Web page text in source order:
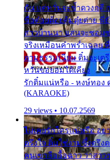
กัน แต่หวั่นจะช้ำดวงฤดี
ชื่อต๋อยต้อยตุ้มตุ๋ยต่าย พี่ยั
สาวบ้านนา แสนจะซอม
จริงเหมือนคำพร่ำเฉลย
ตามธรรมเนียม ติ๋มจะเต
หวั่นขอยอมได้เคียง
รักติ๋มแน่หรือ - หงษ์ทอง
(KARAOKE)
29 views • 10.07.2569
ไม่เคยรักใครแน่หรือ อ
ตรึงใจ ติ๋มใช่งามซึ้งตรึ
คนเขาลืออื้อฉาว ว่าสา